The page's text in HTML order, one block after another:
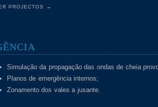
PROJECTOS →
Simulação da propagação das ondas de cheia
Planos de emergência internos;
Zonamento dos vales a jusante.